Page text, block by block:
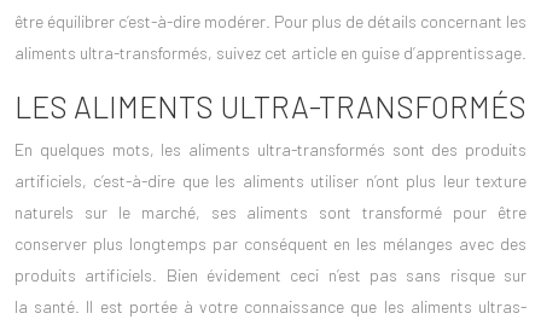
être équilibrer c’est-à-dire modérer. Pour plus de détails concernant les
aliments ultra-transformés, suivez cet article en guise d’apprentissage.
LES ALIMENTS ULTRA-TRANSFORMÉS
En quelques mots, les aliments ultra-transformés sont des produits
artificiels, c’est-à-dire que les aliments utiliser n’ont plus leur texture
naturels sur le marché, ses aliments sont transformé pour être
conserver plus longtemps par conséquent en les mélanges avec des
produits artificiels. Bien évidement ceci n’est pas sans risque sur
la santé . Il est portée à votre connaissance que les aliments ultras-